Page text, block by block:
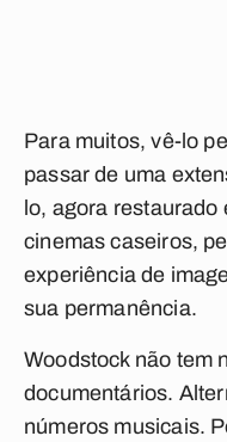
Para muitos, vê-lo
passar de uma
lo, agora
cinemas caseiros,
experiência de
sua permanência.
Woodstocknão tem
documentários.
números musicais.